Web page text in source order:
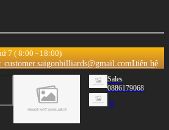
7 ( 8:00 - 18:00)
customer.saigonbilliards@gmail.comLiên hệ
Sales
0886179068
0